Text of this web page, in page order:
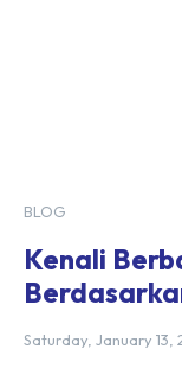
BLOG
Kenali
Saturday, January 13,